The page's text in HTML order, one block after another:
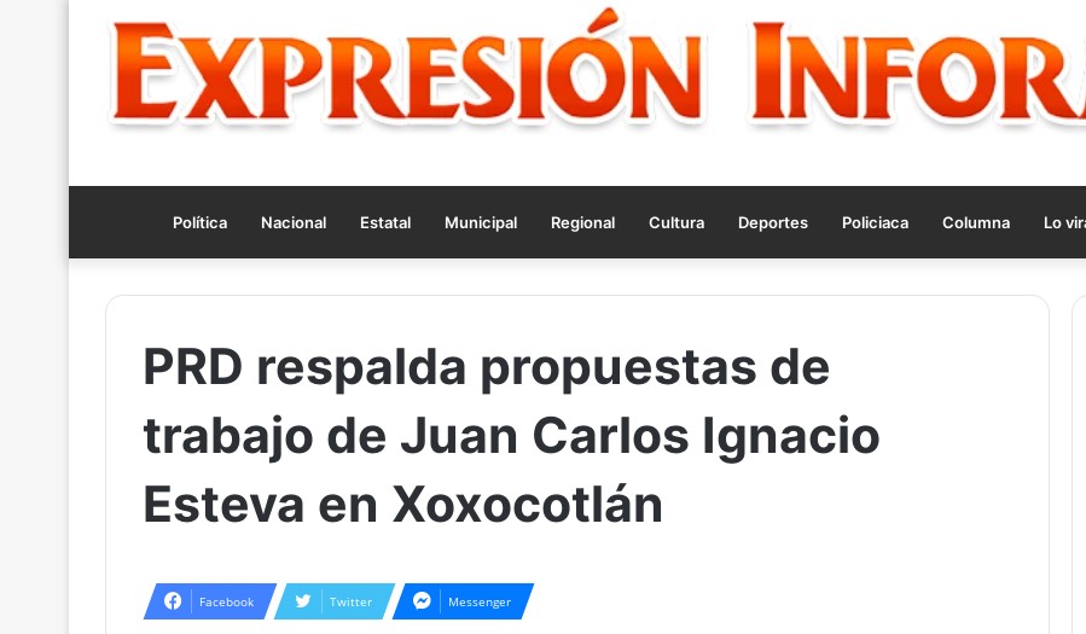
Política Nacional Estatal Municipal Regional Cultura Deportes Policiaca Columna Lo
PRD respalda propuestas de
trabajo de Juan Carlos Ignacio
Esteva en Xoxocotlán
Facebook Twitter Messenger